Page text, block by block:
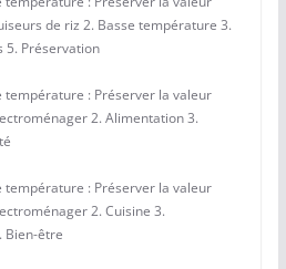
de riz 2. Basse température 3.
5. Préservation
température : Préserver la valeur
2. Alimentation 3.
température : Préserver la valeur
2. Cuisine 3.
Bien-être